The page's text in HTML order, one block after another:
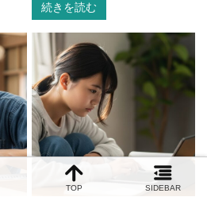
続きを読む
TOP SIDEBAR